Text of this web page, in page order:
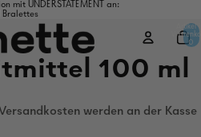
mit UNDERSTATEMENT an:
Bralettes
Artikel
0
100 ml
werden an der Kasse